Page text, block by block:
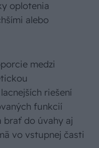
oplotenia
alebo
medzi
riešení
funkcií
brať do úvahy aj
vo vstupnej časti